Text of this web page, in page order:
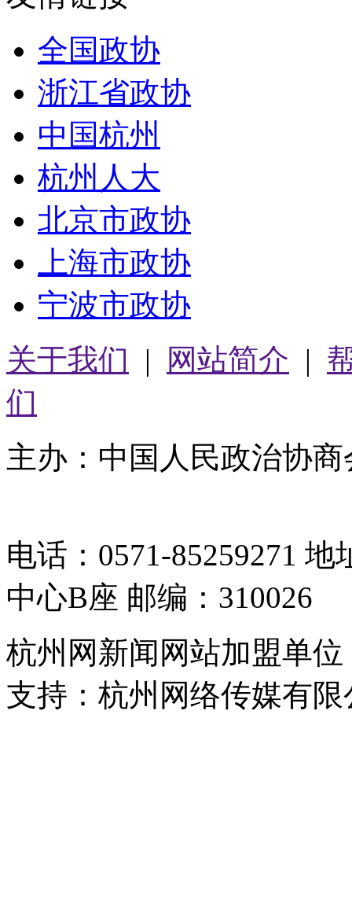
全国政协
浙江省政协
中国杭州
杭州人大
北京市政协
上海市政协
宁波市政协
关于我们 | 网站简介 |
们
主办：中国人民政治协
电话：0571-85259271
中心B座 邮编：310026
杭州网新闻网站加盟单
支持：杭州网络传媒有限